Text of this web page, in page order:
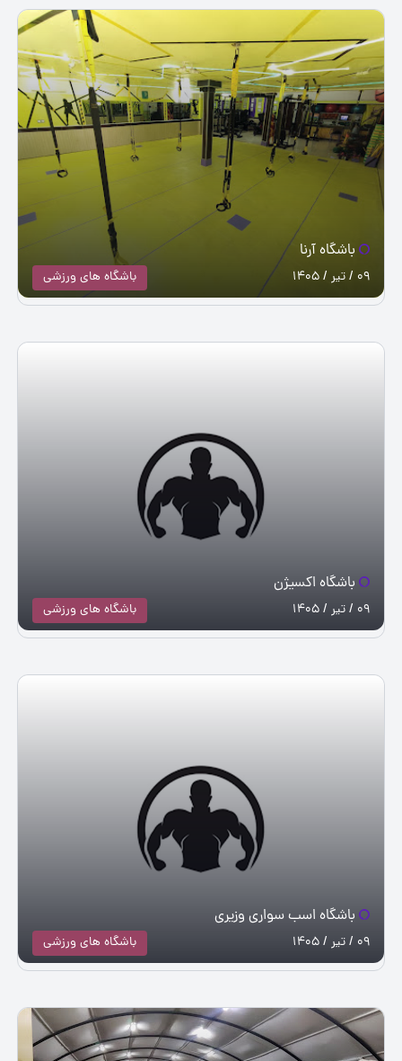
باشگاه آرنا
باشگاه های ورزشی 09 / تیر / 1405
باشگاه اکسیژن
باشگاه های ورزشی 09 / تیر / 1405
باشگاه اسب سواری وزیری
باشگاه های ورزشی 09 / تیر / 1405